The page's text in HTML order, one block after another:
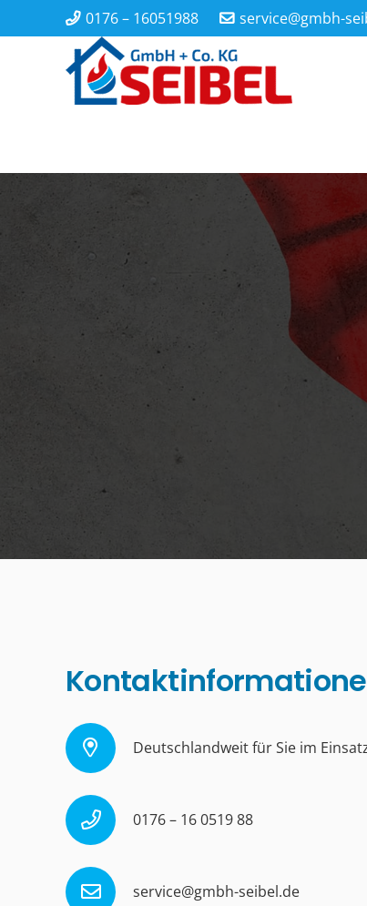
0176 – 16051988 service@gmbh-
Deutschlandweit für Sie im
0176 – 16 0519 88
service@gmbh-seibel.de